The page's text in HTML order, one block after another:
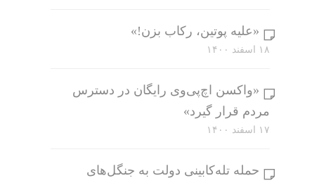
«علیه پوتین، رکاب بزن!»
۱۸ اسفند ۱۴۰۰
«واکسن اچ‌پی‌وی رایگان در دسترس
مردم قرار گیرد»
۱۷ اسفند ۱۴۰۰
حمله تله‌کابینی دولت به جنگل‌های